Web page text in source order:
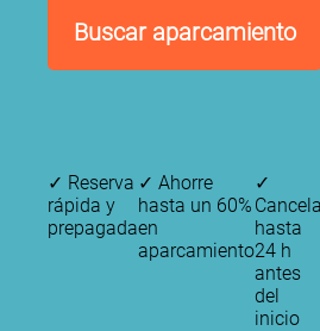
Buscar aparcamiento
✓ Reserva
rápida y
prepagada
✓ Ahorre
hasta un 60%
en
aparcamiento
✓
Cancela
hasta
24 h
antes
del
inicio